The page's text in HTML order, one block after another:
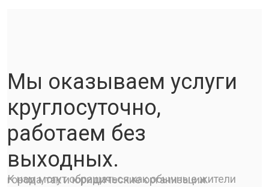
Мы оказываем услуги
круглосуточно,
работаем без
выходных.
К нам могут обращаться как обычные жители города, так и юридические организации.